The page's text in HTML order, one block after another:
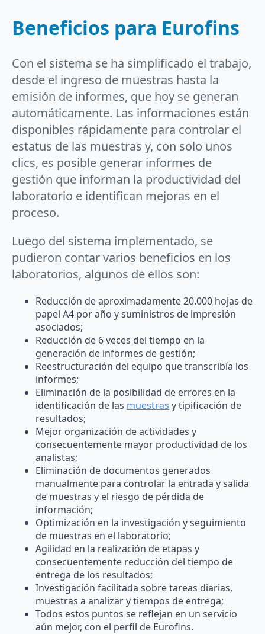
Beneficios para Eurofins
Con el sistema se ha simplificado el trabajo,
desde el ingreso de muestras hasta la
emisión de informes, que hoy se generan
automáticamente. Las informaciones están
disponibles rápidamente para controlar el
estatus de las muestras y, con solo unos
clics, es posible generar informes de
gestión que informan la productividad del
laboratorio e identifican mejoras en el
proceso.
Luego del sistema implementado, se
pudieron contar varios beneficios en los
laboratorios, algunos de ellos son:
Reducción de aproximadamente 20.000 hojas de
papel A4 por año y suministros de impresión
asociados;
Reducción de 6 veces del tiempo en la
generación de informes de gestión;
Reestructuración del equipo que transcribía los
informes;
Eliminación de la posibilidad de errores en la
identificación de las muestras y tipificación de
resultados;
Mejor organización de actividades y
consecuentemente mayor productividad de los
analistas;
Eliminación de documentos generados
manualmente para controlar la entrada y salida
de muestras y el riesgo de pérdida de
información;
Optimización en la investigación y seguimiento
de muestras en el laboratorio;
Agilidad en la realización de etapas y
consecuentemente reducción del tiempo de
entrega de los resultados;
Investigación facilitada sobre tareas diarias,
muestras a analizar y tiempos de entrega;
Todos estos puntos se reflejan en un servicio
aún mejor, con el perfil de Eurofins.